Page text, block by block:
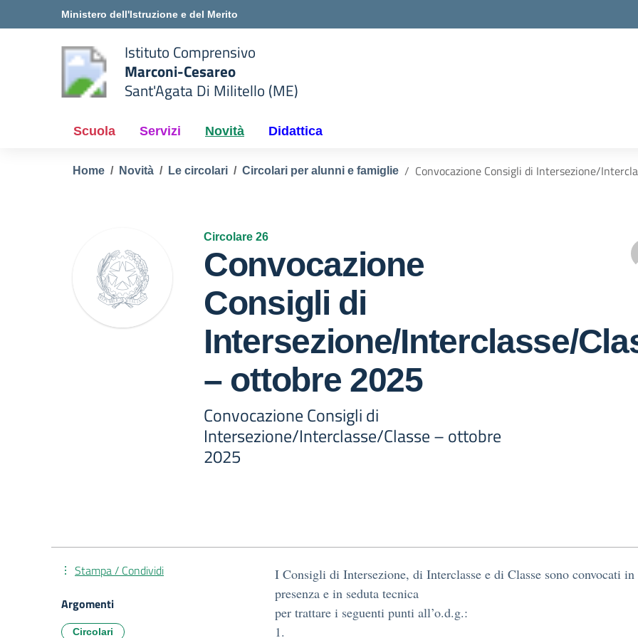
Vai ai contenuti
Vai al menu di navigazioneMinistero dell'Istruzione e del Merito
scuola
Istituto Comprensivo
Marconi-Cesareo
Sant'Agata Di Militello (ME)
Scuola Servizi Novità Didattica
Home Novità Le circolari Circolari per alunni e famiglie Convocazione Consigli di Intersezione/
Circolare 26
Convocazione
Consigli di
Intersezione/Interclasse/
– ottobre 2025
Convocazione Consigli di
Intersezione/Interclasse/Classe – ottobre
2025
I Consigli di Intersezione, di Interclasse e di Classe sono convocati in
presenza e in seduta tecnica
per trattare i seguenti punti all’o.d.g.:
1.
Stampa / Condividi
Argomenti
Circolari